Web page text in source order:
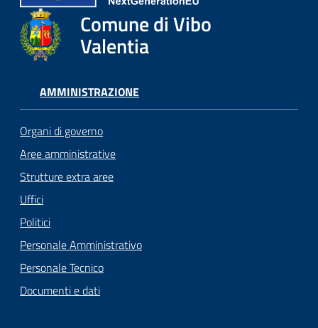
Comune di Vibo
Valentia
AMMINISTRAZIONE
Organi di governo
Aree amministrative
Strutture extra aree
Uffici
Politici
Personale Amministrativo
Personale Tecnico
Documenti e dati